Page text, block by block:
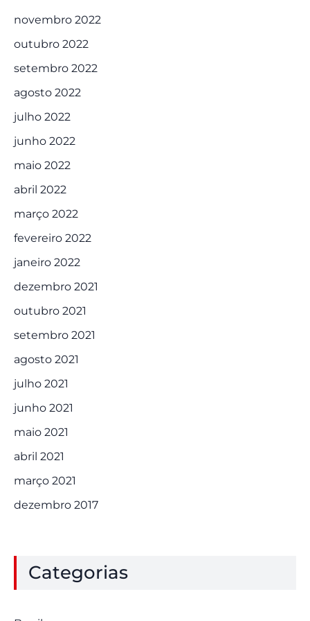
novembro 2022
outubro 2022
setembro 2022
agosto 2022
julho 2022
junho 2022
maio 2022
abril 2022
março 2022
fevereiro 2022
janeiro 2022
dezembro 2021
outubro 2021
setembro 2021
agosto 2021
julho 2021
junho 2021
maio 2021
abril 2021
março 2021
dezembro 2017
Categorias